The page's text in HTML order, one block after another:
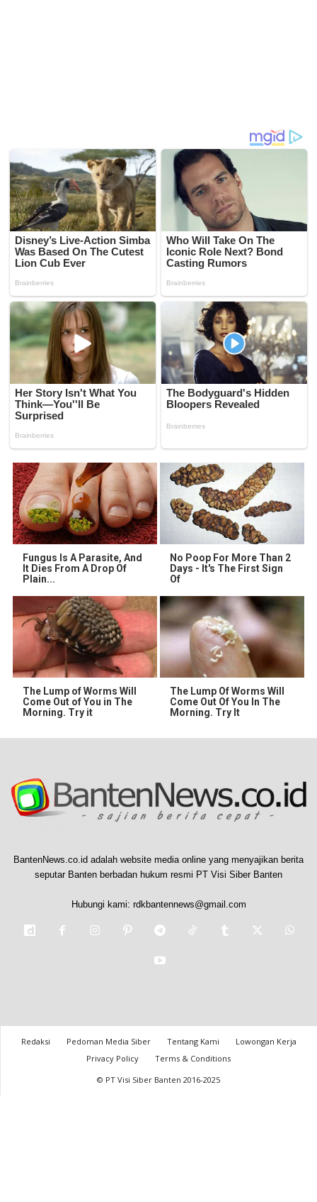
Fungus Is A Parasite, And
It Dies From A Drop Of
Plain...
No Poop For More Than 2
Days - It's The First Sign
Of
The Lump of Worms Will
Come Out of You in The
Morning. Try it
The Lump Of Worms Will
Come Out Of You In The
Morning. Try It
BantenNews.co.id adalah website media online yang menyajikan berita
seputar Banten berbadan hukum resmi PT Visi Siber Banten
Hubungi kami: rdkbantennews@gmail.com
Redaksi Pedoman Media Siber Tentang Kami
Lowongan Kerja
Privacy Policy
Terms & Conditions
© PT Visi Siber Banten 2016-2025